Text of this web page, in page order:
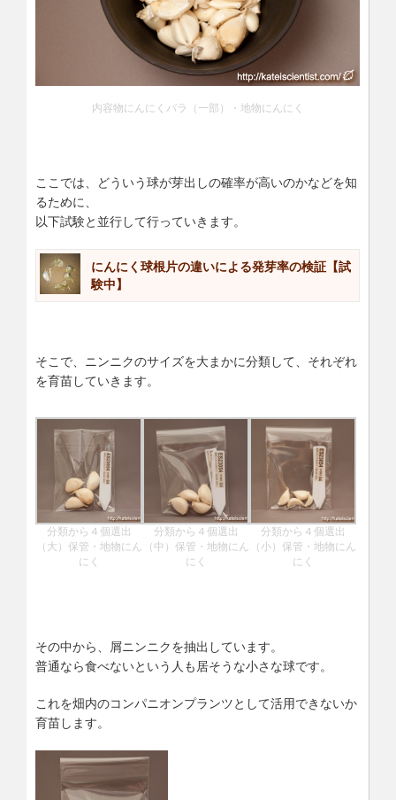
内容物にんにくバラ（一部）・地物にんにく
ここでは、どういう球が芽出しの確率が高いのかなどを知
るために、
以下試験と並行して行っていきます。
にんにく球根片の違いによる発芽率の検証【試
験中】
そこで、ニンニクのサイズを大まかに分類して、それぞれ
を育苗していきます。
分類から４個選出
（大）保管・地物にん
にく
分類から４個選出
（中）保管・地物にん
にく
分類から４個選出
（小）保管・地物にん
にく
その中から、屑ニンニクを抽出しています。
普通なら食べないという人も居そうな小さな球です。
これを畑内のコンパニオンプランツとして活用できないか
育苗します。